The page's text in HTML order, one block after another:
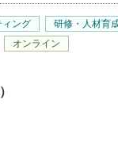
ィング 研修・人材育
オンライン